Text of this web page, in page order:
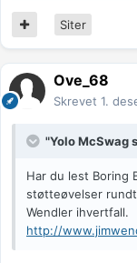
Siter
Ove_68
Skrevet 1.
"Yolo McSwag
Har du lest Boring
støtteøvelser
Wendler ihvertfall.
http://